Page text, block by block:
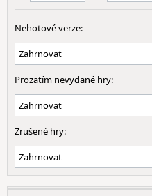
Nehotové verze:
Prozatím nevydané hry:
Zrušené hry: